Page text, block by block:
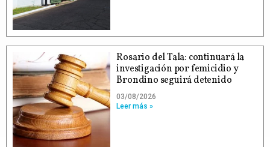
Rosario del Tala: continuará la
investigación por femicidio y
Brondino seguirá detenido
03/08/2026
Leer más »